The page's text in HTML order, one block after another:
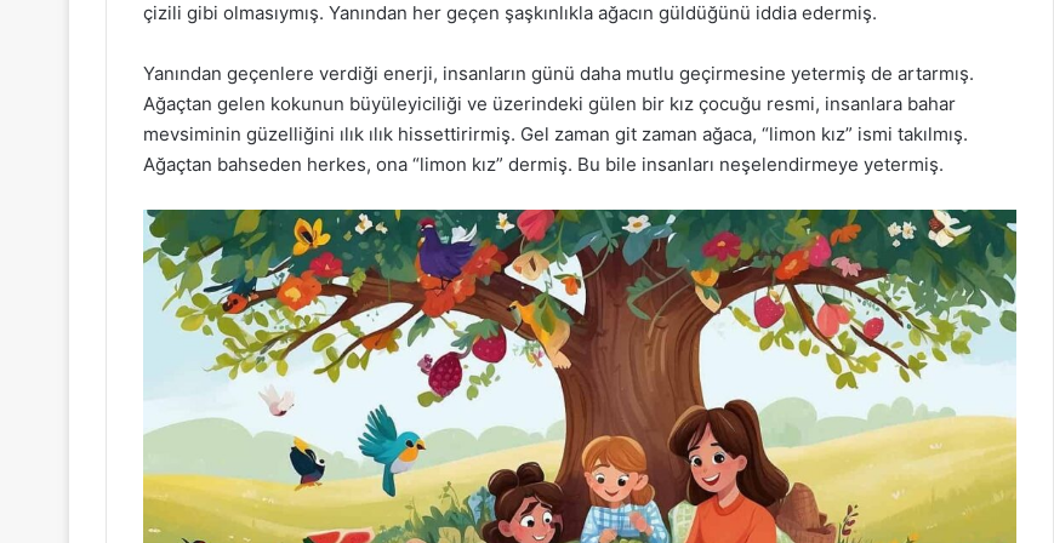
çizili gibi olmasıymış. Yanından her geçen şaşkınlıkla ağacın güldüğünü iddia edermiş.
Yanından geçenlere verdiği enerji, insanların günü daha mutlu geçirmesine yetermiş de artarmış.
Ağaçtan gelen kokunun büyüleyiciliği ve üzerindeki gülen bir kız çocuğu resmi, insanlara bahar
mevsiminin güzelliğini ılık ılık hissettirirmiş. Gel zaman git zaman ağaca, “limon kız” ismi takılmış.
Ağaçtan bahseden herkes, ona “limon kız” dermiş. Bu bile insanları neşelendirmeye yetermiş.